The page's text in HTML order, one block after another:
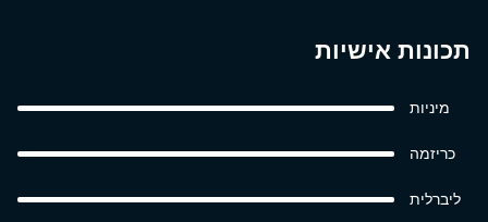
תכונות אישיות
מיניות
כריזמה
ליברלית